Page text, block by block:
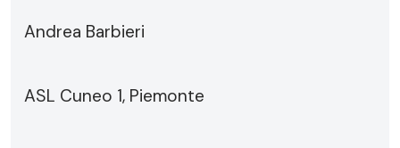
Andrea Barbieri
ASL Cuneo 1, Piemonte